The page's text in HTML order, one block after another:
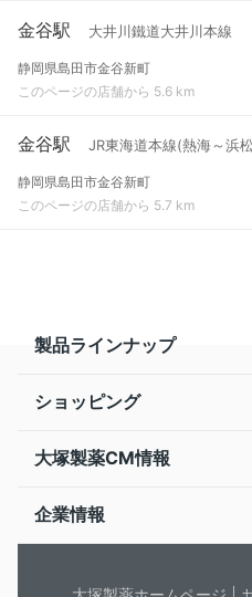
金谷駅 大井川鐵道大井川本線
静岡県島田市金谷新町
このページの店舗から 5.6 km
金谷駅 JR東海道本線(熱海～浜
静岡県島田市金谷新町
このページの店舗から 5.7 km
製品ラインナップ
ショッピング
大塚製薬CM情報
企業情報